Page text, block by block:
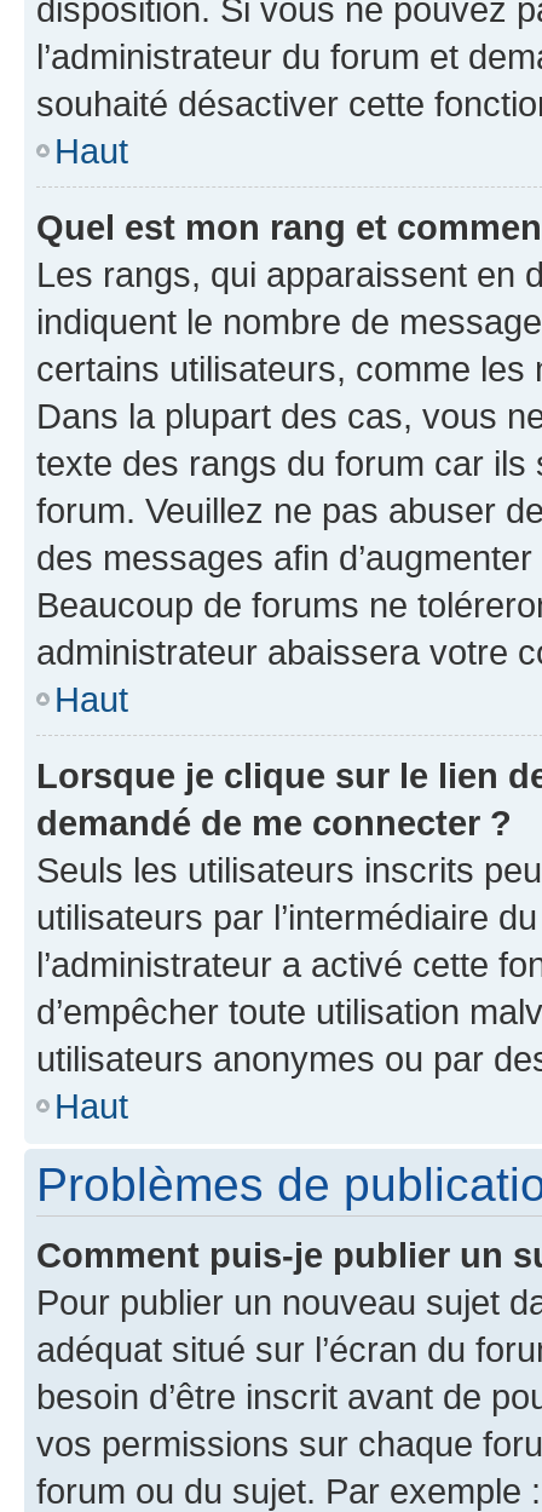
disposition. Si vous ne pouvez
l’administrateur du forum et
souhaité désactiver cette
Haut
Quel est mon rang et
Les rangs, qui apparaissent en
indiquent le nombre de
certains utilisateurs, comme
Dans la plupart des cas, vous
texte des rangs du forum car ils
forum. Veuillez ne pas abuser
des messages afin
Beaucoup de forums ne
administrateur abaissera votre
Haut
Lorsque je clique sur le lien
demandé de me connecter ?
Seuls les utilisateurs inscrits
utilisateurs par l’intermédiaire
l’administrateur a activé cette
d’empêcher toute utilisation
utilisateurs anonymes ou par
Haut
Problèmes de
Comment puis-je publier un
Pour publier un nouveau sujet
adéquat situé sur l’écran du
besoin d’être inscrit avant de
vos permissions sur chaque
forum ou du sujet. Par exemple